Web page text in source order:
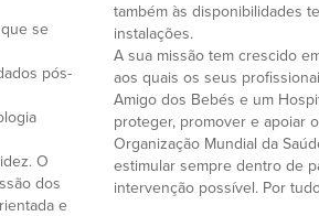
se
pós-
O
dos
e
também às disponibilidades
instalações.
A sua missão tem crescido
aos quais os seus
Amigo dos Bebés e um
proteger, promover e apoiar
Organização Mundial da
estimular sempre dentro de
intervenção possível. Por